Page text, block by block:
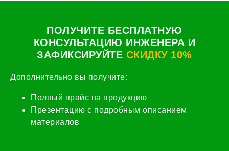
ПОЛУЧИТЕ БЕСПЛАТНУЮ
КОНСУЛЬТАЦИЮ ИНЖЕНЕРА И
ЗАФИКСИРУЙТЕ СКИДКУ 10%
Дополнительно вы получите:
Полный прайс на продукцию
Презентацию с подробным описанием
материалов